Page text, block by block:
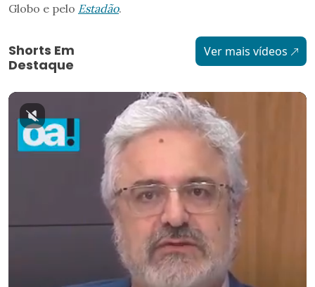
Globo e pelo Estadão.
Shorts Em
Destaque
Ver mais vídeos